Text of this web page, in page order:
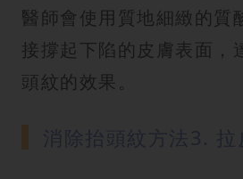
醫師會使用質地細緻的質
接撐起下陷的皮膚表面，
頭紋的效果。